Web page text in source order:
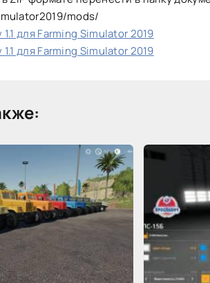
mods/
для Farming Simulator 2019
для Farming Simulator 2019